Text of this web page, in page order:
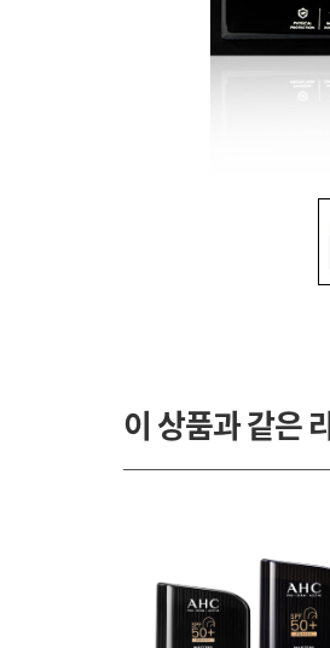
이 상품과 같은